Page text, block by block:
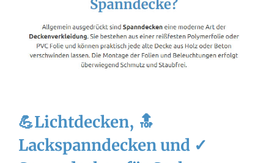
💪Lichtdecken, 🔝
Lackspanndecken und ✓